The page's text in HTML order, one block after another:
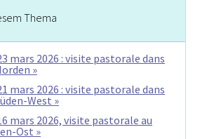
Thema
mars 2026 : visite pastorale dans
»
mars 2026 : visite pastorale dans
West »
mars 2026, visite pastorale au
Ost »